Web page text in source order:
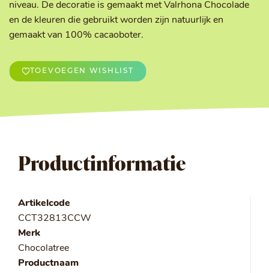
niveau. De decoratie is gemaakt met Valrhona Chocolade
en de kleuren die gebruikt worden zijn natuurlijk en
gemaakt van 100% cacaoboter.
TOEVOEGEN WISHLIST
Productinformatie
Artikelcode
CCT32813CCW
Merk
Chocolatree
Productnaam